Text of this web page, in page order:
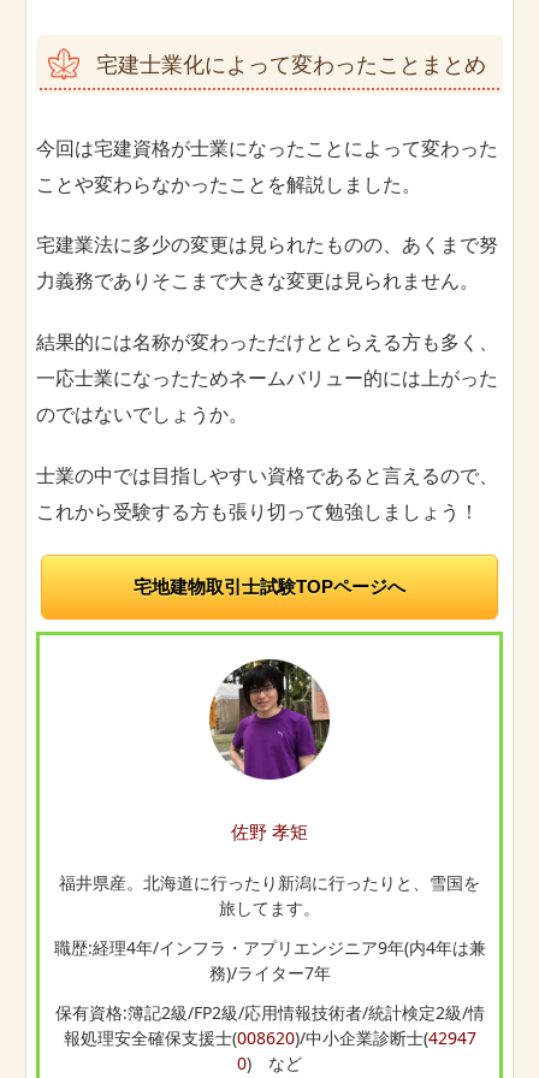
宅建士業化によって変わったことまとめ
今回は宅建資格が士業になったことによって変わった
ことや変わらなかったことを解説しました。
宅建業法に多少の変更は見られたものの、あくまで努
力義務でありそこまで大きな変更は見られません。
結果的には名称が変わっただけととらえる方も多く、
一応士業になったためネームバリュー的には上がった
のではないでしょうか。
士業の中では目指しやすい資格であると言えるので、
これから受験する方も張り切って勉強しましょう！
宅地建物取引士試験TOPページへ
佐野 孝矩
福井県産。北海道に行ったり新潟に行ったりと、雪国を
旅してます。
職歴:経理4年/インフラ・アプリエンジニア9年(内4年は兼
務)/ライター7年
保有資格:簿記2級/FP2級/応用情報技術者/統計検定2級/情
報処理安全確保支援士(008620)/中小企業診断士(42947
0) など